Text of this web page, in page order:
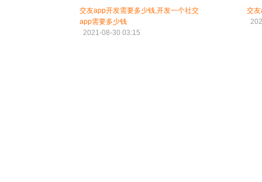
交友app开发需要多少钱,开发一个社交
app需要多少钱
2021-08-30 03:15
交